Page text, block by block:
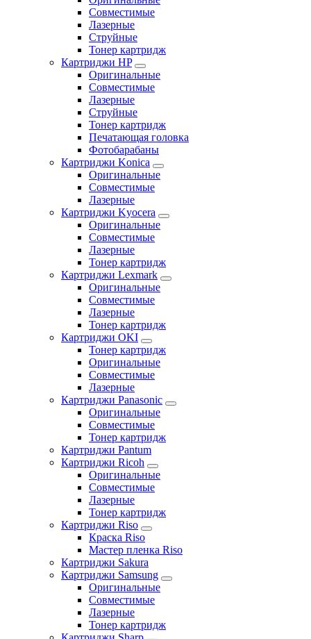
Совместимые
Лазерные
Струйные
Тонер картридж
Картриджи HP
Оригинальные
Совместимые
Лазерные
Струйные
Тонер картридж
Печатающая головка
Фотобарабаны
Картриджи Konica
Оригинальные
Совместимые
Лазерные
Картриджи Kyocera
Оригинальные
Совместимые
Лазерные
Тонер картридж
Картриджи Lexmark
Оригинальные
Совместимые
Лазерные
Тонер картридж
Картриджи OKI
Тонер картридж
Оригинальные
Совместимые
Лазерные
Картриджи Panasonic
Оригинальные
Совместимые
Тонер картридж
Картриджи Pantum
Картриджи Ricoh
Оригинальные
Совместимые
Лазерные
Тонер картридж
Картриджи Riso
Краска Riso
Мастер пленка Riso
Картриджи Sakura
Картриджи Samsung
Оригинальные
Совместимые
Лазерные
Тонер картридж